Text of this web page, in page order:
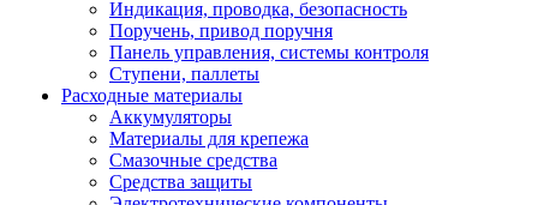
Индикация, проводка, безопасность
Поручень, привод поручня
Панель управления, системы контроля
Ступени, паллеты
Расходные материалы
Аккумуляторы
Материалы для крепежа
Смазочные средства
Средства защиты